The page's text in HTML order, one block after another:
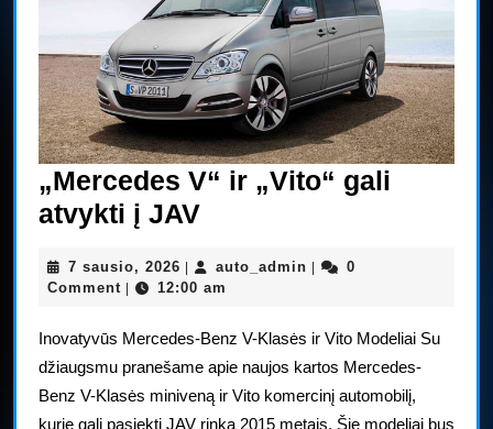
„Mercedes V“ ir „Vito“ gali
atvykti į JAV„Mercedes
ir
gali
atvykti
į
7 sausio, 2026 7
sausio,
auto_admin auto_admin
0
Comment
12:00 am
Inovatyvūs Mercedes-Benz V-Klasės ir Vito Modeliai Su
džiaugsmu pranešame apie naujos kartos Mercedes-
Benz V-Klasės miniveną ir Vito komercinį automobilį,
kurie gali pasiekti JAV rinką 2015 metais. Šie modeliai bus